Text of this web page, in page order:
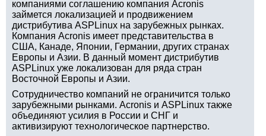
компаниями соглашению компания Acronis
займется локализацией и продвижением
дистрибутива ASPLinux на зарубежных рынках.
Компания Acronis имеет представительства в
США, Канаде, Японии, Германии, других странах
Европы и Азии. В данный момент дистрибутив
ASPLinux уже локализован для ряда стран
Восточной Европы и Азии.
Сотрудничество компаний не ограничится только
зарубежными рынками. Acronis и ASPLinux также
объединяют усилия в России и СНГ и
активизируют технологическое партнерство.